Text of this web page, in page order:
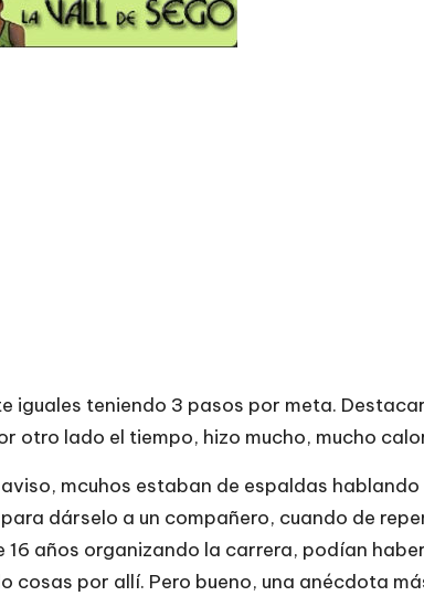
iguales teniendo 3 pasos por meta.
otro lado el tiempo, hizo mucho, mucho
mcuhos estaban de espaldas
dárselo a un compañero, cuando de
años organizando la carrera, podían
cosas por allí. Pero bueno, una anécdota